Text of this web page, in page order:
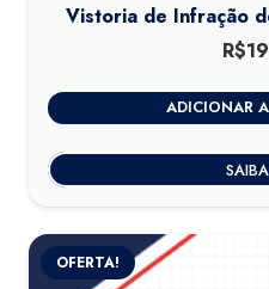
Vistoria de Infração
R$
ADICIONAR
OFERTA!